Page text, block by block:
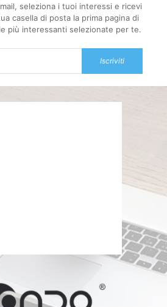
seleziona i tuoi interessi e ricevi
casella di posta la prima pagina di
più interessanti selezionate per te.
Iscriviti